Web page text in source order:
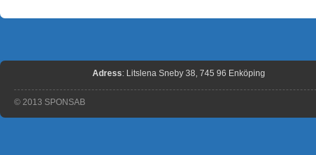
Adress: Litslena Sneby 38, 745 96 Enköping
© 2013 SPONSAB